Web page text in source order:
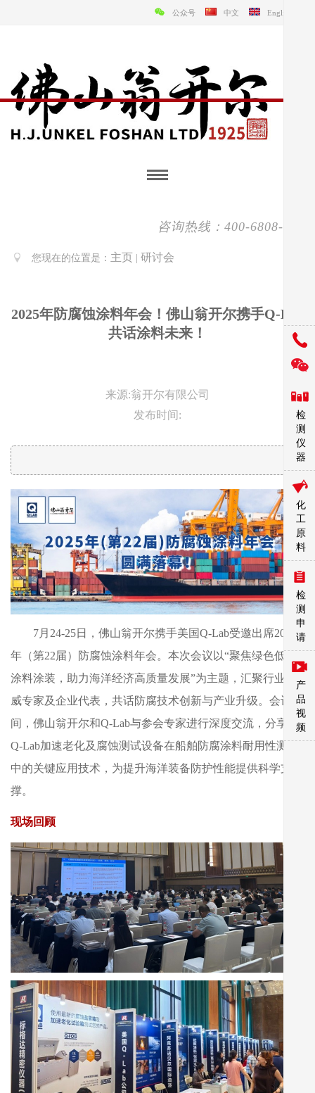
公众号 中文 English
咨询热线：400-6808-138
您现在的位置是： 主页 研讨会
2025年防腐蚀涂料年会！佛山翁开尔携手Q-Lab
共话涂料未来！
来源:翁开尔有限公司
发布时间:
7月24-25日，佛山翁开尔携手美国Q-Lab受邀出席2025
年（第22届）防腐蚀涂料年会。本次会议以“聚焦绿色低碳
涂料涂装，助力海洋经济高质量发展”为主题，汇聚行业权
威专家及企业代表，共话防腐技术创新与产业升级。会议期
间，佛山翁开尔和Q-Lab与参会专家进行深度交流，分享了
Q-Lab加速老化及腐蚀测试设备在船舶防腐涂料耐用性测试
中的关键应用技术，为提升海洋装备防护性能提供科学支
撑。
现场回顾
检
测
仪
器
化
工
原
料
检
测
申
请
产
品
视
频